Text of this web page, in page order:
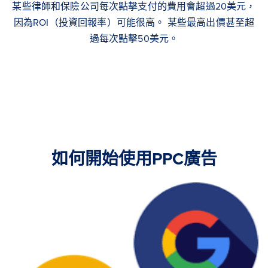
某些律師和保險公司每次點擊支付的費用會超過20美元，
因為ROI（投資回報率）可能很高。 某些最高出價甚至超
過每次點擊50美元。
如何開始使用PPC廣告